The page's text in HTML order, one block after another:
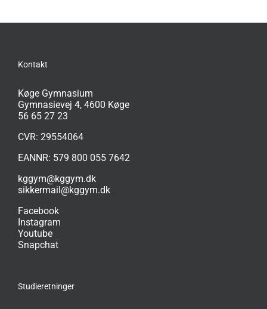
Kontakt
Køge Gymnasium
Gymnasievej 4, 4600 Køge
56 65 27 23
CVR: 29554064
EANNR: 579 800 055 7642
kggym@kggym.dk
sikkermail@kggym.dk
Facebook
Instagram
Youtube
Snapchat
Studieretninger